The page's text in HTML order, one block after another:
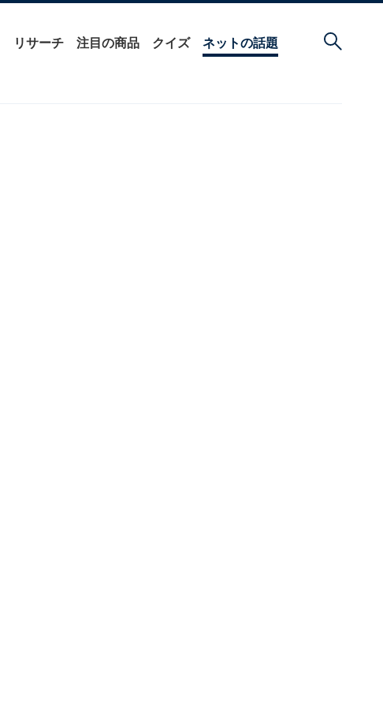
リサーチ 注目の商品 クイズ ネットの話題